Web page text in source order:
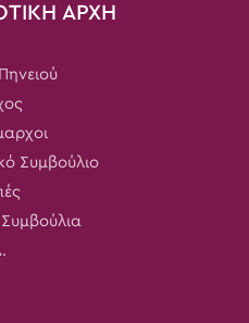
ΑΡΧΗ
Συμβούλιο